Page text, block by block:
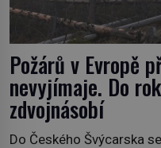
Požárů v Evropě
nevyjímaje. Do
zdvojnásobí
Do Českého Švýcarska